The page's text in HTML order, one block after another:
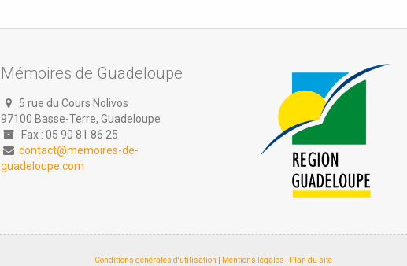
Mémoires de Guadeloupe
5 rue du Cours Nolivos
97100 Basse-Terre, Guadeloupe
Fax : 05 90 81 86 25
contact@memoires-de-
guadeloupe.com
Conditions générales d'utilisation Mentions légales Plan du site